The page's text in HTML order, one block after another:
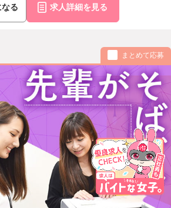
る 求人詳細を見る
まとめて応募